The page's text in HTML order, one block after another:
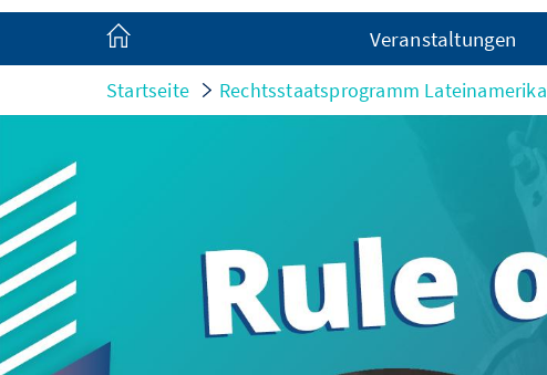
Veranstaltungen
Startseite Rechtsstaatsprogramm Lateinamerika